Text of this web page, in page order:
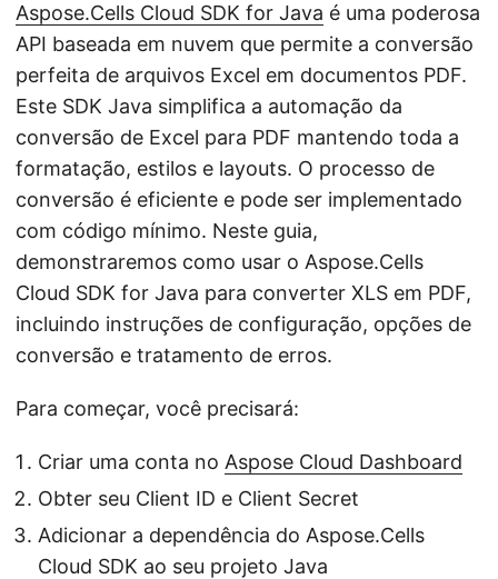
Aspose.Cells Cloud SDK for Java é uma poderosa
API baseada em nuvem que permite a conversão
perfeita de arquivos Excel em documentos PDF.
Este SDK Java simplifica a automação da
conversão de Excel para PDF mantendo toda a
formatação, estilos e layouts. O processo de
conversão é eficiente e pode ser implementado
com código mínimo. Neste guia,
demonstraremos como usar o Aspose.Cells
Cloud SDK for Java para converter XLS em PDF,
incluindo instruções de configuração, opções de
conversão e tratamento de erros.
Para começar, você precisará:
Criar uma conta no Aspose Cloud Dashboard
Obter seu Client ID e Client Secret
Adicionar a dependência do Aspose.Cells
Cloud SDK ao seu projeto Java